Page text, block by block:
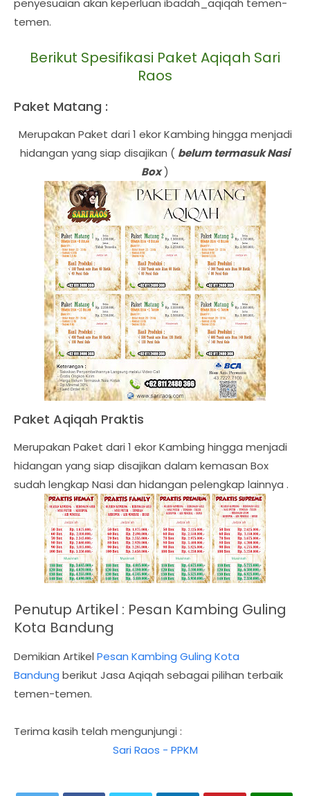
temen.
Berikut Spesifikasi Paket Aqiqah Sari
Raos
Paket Matang :
Merupakan Paket dari 1 ekor Kambing hingga menjadi
hidangan yang siap disajikan ( belum termasuk Nasi
Box)
Paket Aqiqah Praktis
Merupakan Paket dari 1 ekor Kambing hingga menjadi
hidangan yang siap disajikan dalam kemasan Box
sudah lengkap Nasi dan hidangan pelengkap lainnya .
Penutup Artikel : Pesan Kambing Guling
Kota Bandung
Demikian Artikel Pesan Kambing Guling Kota
Bandung berikut Jasa Aqiqah sebagai pilihan terbaik
temen-temen.
Terima kasih telah mengunjungi :
Sari Raos - PPKM